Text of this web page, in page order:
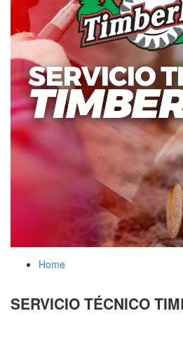
Home
SERVICIO TÉCNICO